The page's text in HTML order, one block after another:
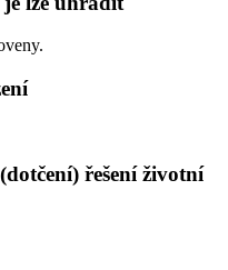
řešení životní